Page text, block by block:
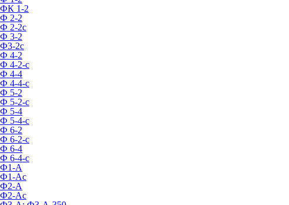
ФК 1-2
Ф 2-2
Ф 2-2с
Ф 3-2
Ф3-2с
Ф 4-2
Ф 4-2-с
Ф 4-4
Ф 4-4-с
Ф 5-2
Ф 5-2-с
Ф 5-4
Ф 5-4-с
Ф 6-2
Ф 6-2-с
Ф 6-4
Ф 6-4-с
Ф1-А
Ф1-Ас
Ф2-А
Ф2-Ас